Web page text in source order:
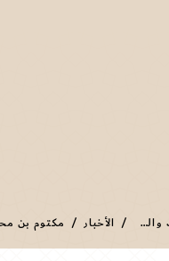
دائرة التشريفات والضيافة الأخبار